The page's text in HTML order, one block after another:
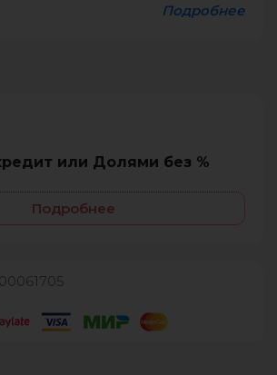
Подробнее
или Долями без %
Подробнее